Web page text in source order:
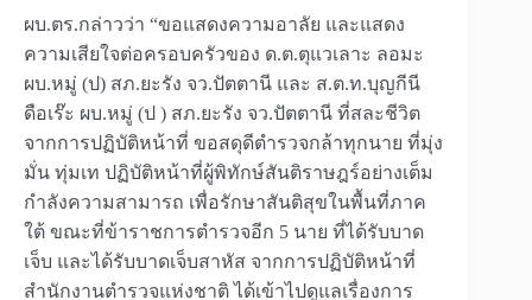
ผบ.ตร.กล่าวว่า “ขอแสดงความอาลัย และแสดง
ความเสียใจต่อครอบครัวของ ด.ต.ตุแวเลาะ ลอมะ
ผบ.หมู่ (ป) สภ.ยะรัง จว.ปัตตานี และ ส.ต.ท.บุญกีนี
ดือเร๊ะ ผบ.หมู่ (ป ) สภ.ยะรัง จว.ปัตตานี ที่สละชีวิต
จากการปฏิบัติหน้าที่ ขอสดุดีตำรวจกล้าทุกนาย ที่มุ่ง
มั่น ทุ่มเท ปฏิบัติหน้าที่ผู้พิทักษ์สันติราษฎร์อย่างเต็ม
กำลังความสามารถ เพื่อรักษาสันติสุขในพื้นที่ภาค
ใต้ ขณะที่ข้าราชการตำรวจอีก 5 นาย ที่ได้รับบาด
เจ็บ และได้รับบาดเจ็บสาหัส จากการปฏิบัติหน้าที่
สำนักงานตำรวจแห่งชาติ ได้เข้าไปดูแลเรื่องการ